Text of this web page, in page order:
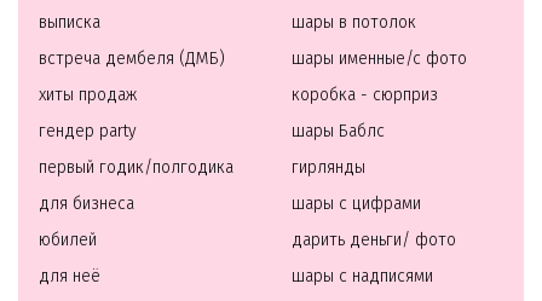
выписка
встреча дембеля (ДМБ)
хиты продаж
гендер party
первый годик/полгодика
для бизнеса
юбилей
для неё
шары в потолок
шары именные/с фото
коробка - сюрприз
шары Баблс
гирлянды
шары с цифрами
дарить деньги/ фото
шары с надписями